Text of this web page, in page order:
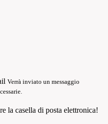
Verrà inviato un messaggio
la casella di posta elettronica!